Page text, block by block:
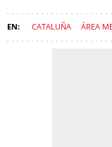
CATALUÑA ÁREA